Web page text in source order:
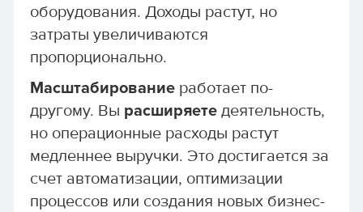
оборудования. Доходы растут, но
затраты увеличиваются
пропорционально.
Масштабированиеработает по-
другому. Вы расширяетедеятельность,
но операционные расходы растут
медленнее выручки. Это достигается за
счет автоматизации, оптимизации
процессов или создания новых бизнес-